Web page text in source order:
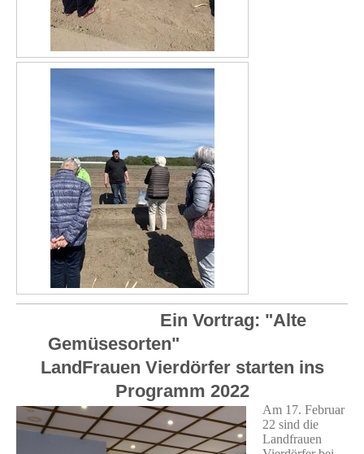
Ein Vortrag: "Alte
Gemüsesorten"
LandFrauen Vierdörfer starten ins
Programm 2022
Am 17. Februar
22 sind die
Landfrauen